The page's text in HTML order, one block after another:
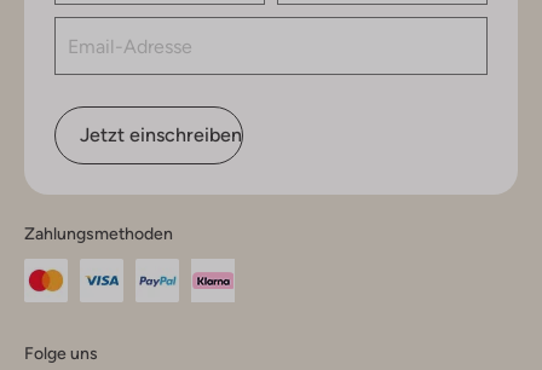
Jetzt einschreiben
Zahlungsmethoden
Folge uns